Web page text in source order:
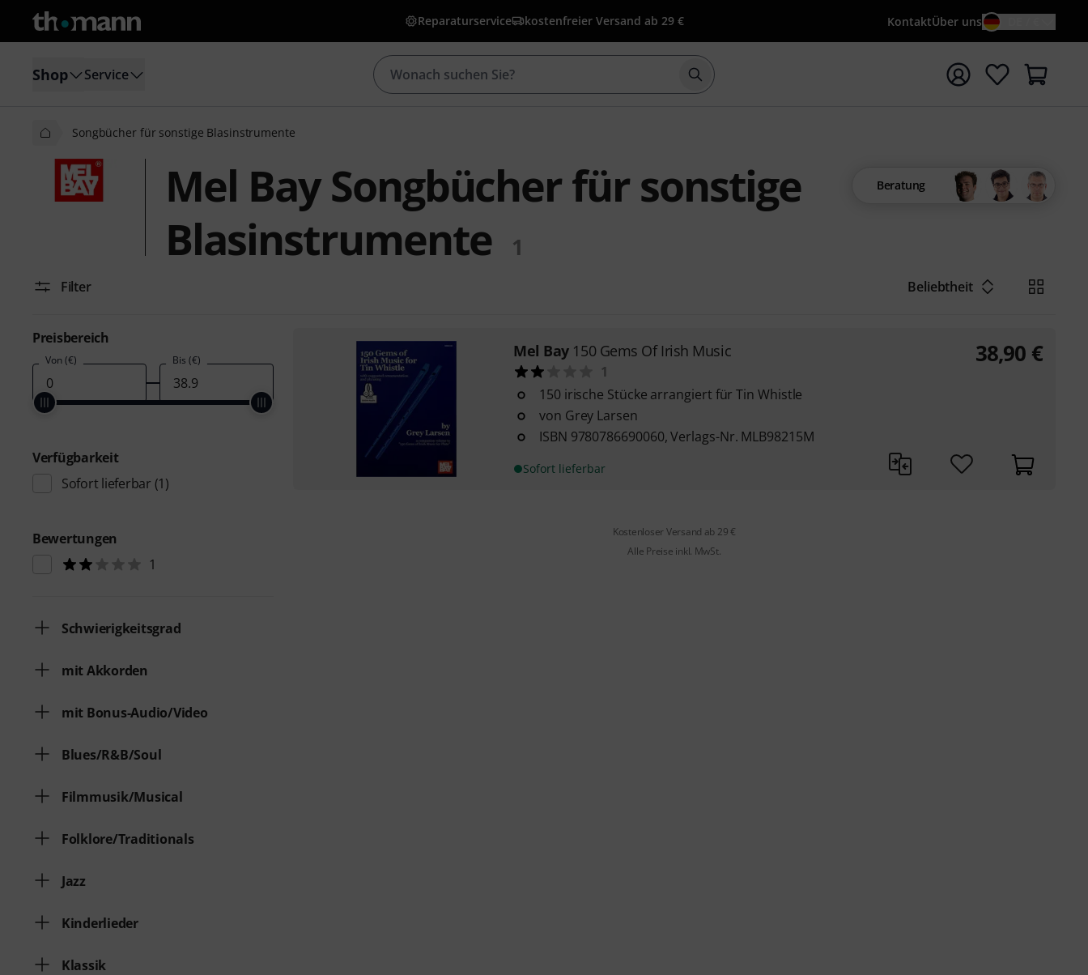
Reparaturservice kostenfreier Versand ab 29 € KontaktÜber uns
Shop Service Suche mit Suchwort {searchTerm} starten
Songbücher für sonstige Blasinstrumente
Mel Bay Songbücher für sonstige
Blasinstrumente
1
Beratung
Filter Beliebtheit
Preisbereich
Von (€) Bis (€)
Verfügbarkeit
Sofort lieferbar (1)
Bewertungen
1
Schwierigkeitsgrad
mit Akkorden
mit Bonus-Audio/Video
Blues/R&B/Soul
Filmmusik/Musical
Folklore/Traditionals
Jazz
Kinderlieder
Klassik
Mel Bay 150 Gems Of Irish Music
1
150 irische Stücke arrangiert für Tin Whistle
von Grey Larsen
ISBN 9780786690060, Verlags-Nr. MLB98215M
Sofort lieferbar
38,90 €
Kostenloser Versand ab 29 €
Alle Preise inkl. MwSt.